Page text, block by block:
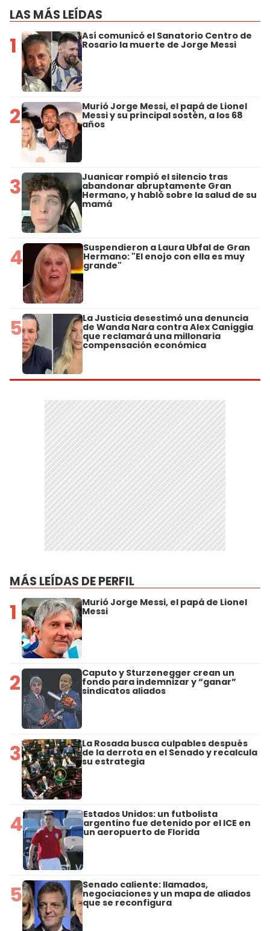
LAS MÁS LEÍDAS
1 Así comunicó el Sanatorio Centro de
Rosario la muerte de Jorge Messi
2 Murió Jorge Messi, el papá de Lionel
Messi y su principal sostén, a los 68
años
3 Juanicar rompió el silencio tras
abandonar abruptamente Gran
Hermano, y habló sobre la salud de su
mamá
4 Suspendieron a Laura Ubfal de Gran
Hermano: "El enojo con ella es muy
grande"
5 La Justicia desestimó una denuncia
de Wanda Nara contra Alex Caniggia
que reclamará una millonaria
compensación económica
MÁS LEÍDAS DE PERFIL
1 Murió Jorge Messi, el papá de Lionel
Messi
2 Caputo y Sturzenegger crean un
fondo para indemnizar y “ganar”
sindicatos aliados
3 La Rosada busca culpables después
de la derrota en el Senado y recalcula
su estrategia
4 Estados Unidos: un futbolista
argentino fue detenido por el ICE en
un aeropuerto de Florida
5 Senado caliente: llamados,
negociaciones y un mapa de aliados
que se reconfigura